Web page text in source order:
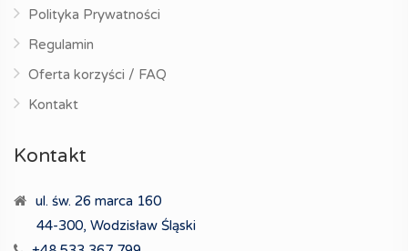
Polityka Prywatności
Regulamin
Oferta korzyści / FAQ
Kontakt
Kontakt
ul. św. 26 marca 160
44-300, Wodzisław Śląski